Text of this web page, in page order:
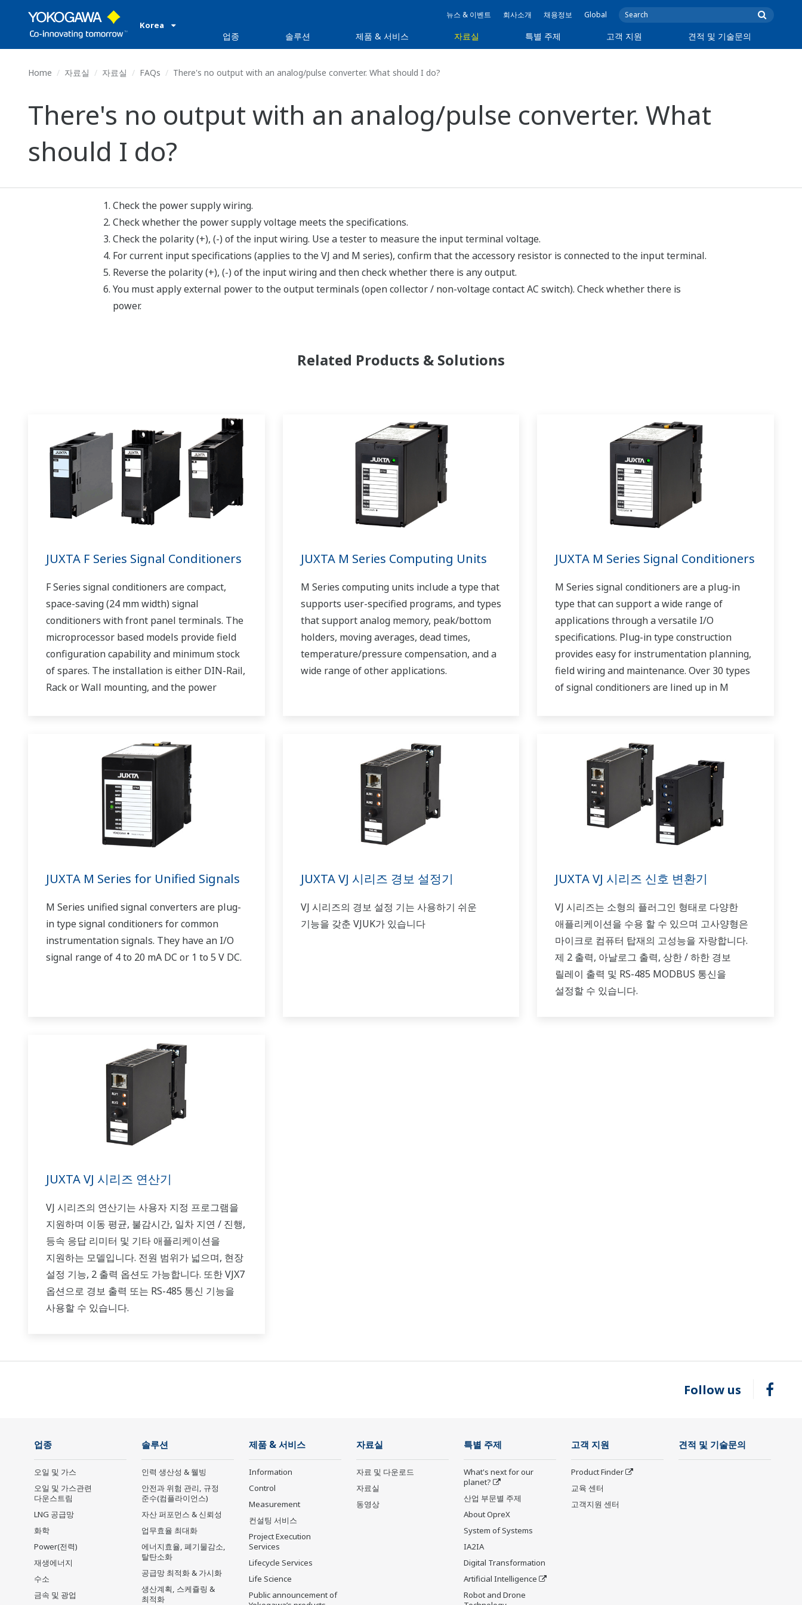
Korea
뉴스 & 이벤트 회사소개 채용정보 Global
업종 솔루션 제품 & 서비스 자료실 특별 주제 고객 지원 견적 및 기술문의
Home 자료실 자료실 FAQs There's no output with an analog/pulse converter. What should I do?
There's no output with an analog/pulse converter. What
should I do?
Check the power supply wiring.
Check whether the power supply voltage meets the specifications.
Check the polarity (+), (-) of the input wiring. Use a tester to measure the input terminal voltage.
For current input specifications (applies to the VJ and M series), confirm that the accessory resistor is connected to the input terminal.
Reverse the polarity (+), (-) of the input wiring and then check whether there is any output.
You must apply external power to the output terminals (open collector / non-voltage contact AC switch). Check whether there is
power.
Related Products & Solutions
JUXTA F Series Signal Conditioners
F Series signal conditioners are compact,
space-saving (24 mm width) signal
conditioners with front panel terminals. The
microprocessor based models provide field
configuration capability and minimum stock
of spares. The installation is either DIN-Rail,
Rack or Wall mounting, and the power
JUXTA M Series Computing Units
M Series computing units include a type that
supports user-specified programs, and types
that support analog memory, peak/bottom
holders, moving averages, dead times,
temperature/pressure compensation, and a
wide range of other applications.
JUXTA M Series Signal Conditioners
M Series signal conditioners are a plug-in
type that can support a wide range of
applications through a versatile I/O
specifications. Plug-in type construction
provides easy for instrumentation planning,
field wiring and maintenance. Over 30 types
of signal conditioners are lined up in M
JUXTA M Series for Unified Signals
M Series unified signal converters are plug-
in type signal conditioners for common
instrumentation signals. They have an I/O
signal range of 4 to 20 mA DC or 1 to 5 V DC.
JUXTA VJ 시리즈 경보 설정기
VJ 시리즈의 경보 설정 기는 사용하기 쉬운
기능을 갖춘 VJUK가 있습니다
JUXTA VJ 시리즈 신호 변환기
VJ 시리즈는 소형의 플러그인 형태로 다양한
애플리케이션을 수용 할 수 있으며 고사양형은
마이크로 컴퓨터 탑재의 고성능을 자랑합니다.
제 2 출력, 아날로그 출력, 상한 / 하한 경보
릴레이 출력 및 RS-485 MODBUS 통신을
설정할 수 있습니다.
JUXTA VJ 시리즈 연산기
VJ 시리즈의 연산기는 사용자 지정 프로그램을
지원하며 이동 평균, 불감시간, 일차 지연 / 진행,
등속 응답 리미터 및 기타 애플리케이션을
지원하는 모델입니다. 전원 범위가 넓으며, 현장
설정 기능, 2 출력 옵션도 가능합니다. 또한 VJX7
옵션으로 경보 출력 또는 RS-485 통신 기능을
사용할 수 있습니다.
Follow us
업종
오일 및 가스
오일 및 가스관련
다운스트림
LNG 공급망
화학
Power(전력)
재생에너지
수소
금속 및 광업
솔루션
인력 생산성 & 웰빙
안전과 위험 관리, 규정
준수(컴플라이언스)
자산 퍼포먼스 & 신뢰성
업무효율 최대화
에너지효율, 폐기물감소,
탈탄소화
공급망 최적화 & 가시화
생산계획, 스케쥴링 &
최적화
제품 & 서비스
Information
Control
Measurement
컨설팅 서비스
Project Execution
Services
Lifecycle Services
Life Science
Public announcement of
자료실
자료 및 다운로드
자료실
동영상
특별 주제
What's next for our
planet?
산업 부문별 주제
About OpreX
System of Systems
IA2IA
Digital Transformation
Artificial Intelligence
Robot and Drone
고객 지원
Product Finder
교육 센터
고객지원 센터
견적 및 기술문의